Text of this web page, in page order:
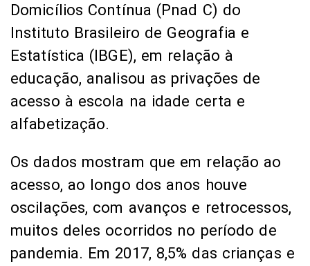
Domicílios Contínua (Pnad C) do
Instituto Brasileiro de Geografia e
Estatística (IBGE), em relação à
educação, analisou as privações de
acesso à escola na idade certa e
alfabetização.
Os dados mostram que em relação ao
acesso, ao longo dos anos houve
oscilações, com avanços e retrocessos,
muitos deles ocorridos no período de
pandemia. Em 2017, 8,5% das crianças e